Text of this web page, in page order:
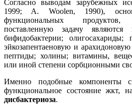
Согласно выводам зарубежных
1999; A. Woolen, 1990),
функциональных
поставленную задачу являются
бифидобактерии;
эйкозапентаеновую и
пептиды; холины; витамины,
или иной степени сорбционными
Именно подобные компоненты
функциональное состояние жкт,
дисбактериоза.